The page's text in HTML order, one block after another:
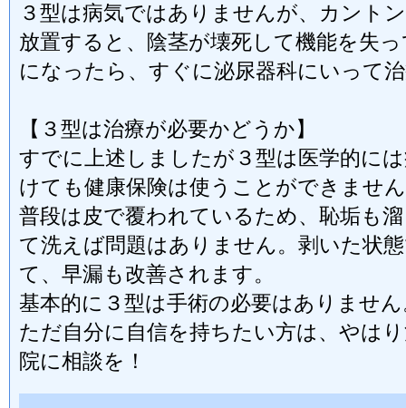
３型は病気ではありませんが、カント
放置すると、陰茎が壊死して機能を失
になったら、すぐに泌尿器科にいって
【３型は治療が必要かどうか】
すでに上述しましたが３型は医学的に
けても健康保険は使うことができませ
普段は皮で覆われているため、恥垢も
て洗えば問題はありません。剥いた状
て、早漏も改善されます。
基本的に３型は手術の必要はありませ
ただ自分に自信を持ちたい方は、やは
院に相談を！